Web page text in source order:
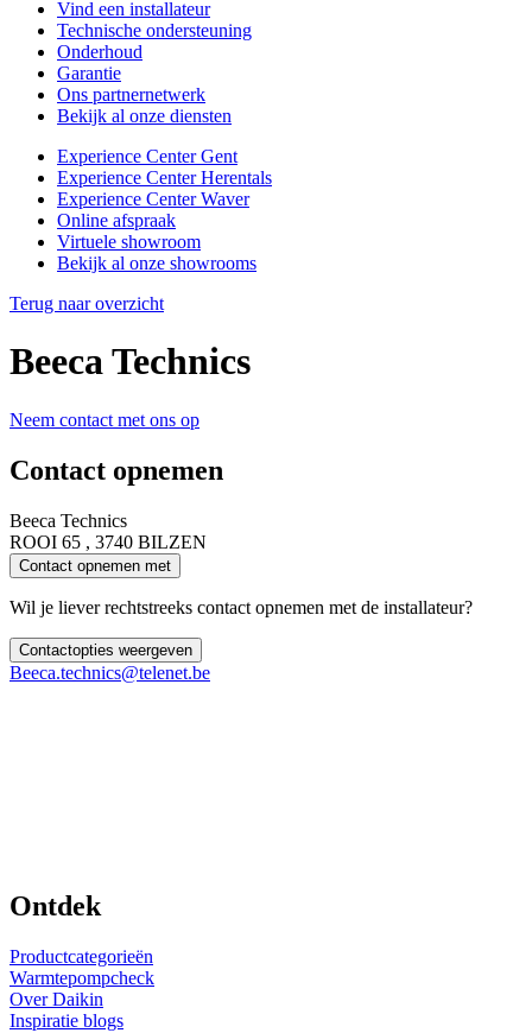
Vind een installateur
Technische ondersteuning
Onderhoud
Garantie
Ons partnernetwerk
Bekijk al onze diensten
Experience Center Gent
Experience Center Herentals
Experience Center Waver
Online afspraak
Virtuele showroom
Bekijk al onze showrooms
Terug naar overzicht
Beeca Technics
Neem contact met ons op
Contact opnemen
Beeca Technics
ROOI 65 , 3740 BILZEN
Contact opnemen met
Wil je liever rechtstreeks contact opnemen met de installateur?
Contactopties weergeven
Beeca.technics@telenet.be
Ontdek
Productcategorieën
Warmtepompcheck
Over Daikin
Inspiratie blogs